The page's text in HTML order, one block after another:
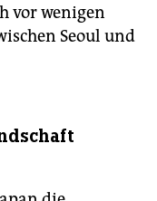
vor wenigen
Seoul und